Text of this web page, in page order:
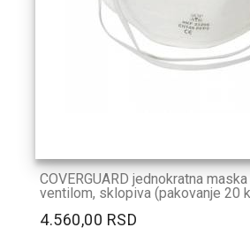
COVERGUARD jednokratna
ventilom, sklopiva (pakovanje 20
4.560,00 RSD